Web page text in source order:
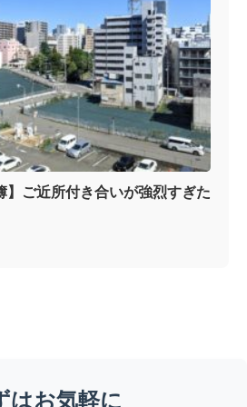
】ご近所付き合いが強烈すぎた
はお気軽に